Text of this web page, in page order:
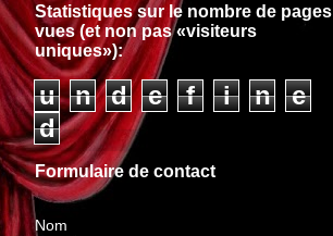
Statistiques sur le nombre de pages
vues (et non pas «visiteurs
uniques»):
u n d e f i n
e
d
Formulaire de contact
Nom